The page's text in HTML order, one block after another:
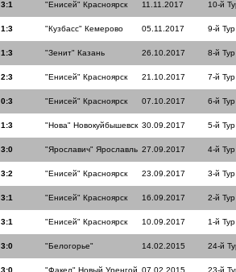
3:1 "Енисей" Красноярск 11.11.2017 10-й
1:3 "Кузбасс" Кемерово 05.11.2017 9-й Тур
1:3 "Зенит" Казань 26.10.2017 8-й Тур
2:3 "Енисей" Красноярск 21.10.2017 7-й Тур
0:3 "Енисей" Красноярск 07.10.2017 6-й Тур
1:3 "Нова" Новокуйбышевск 30.09.2017 5-й Тур
3:0 "Ярославич" Ярославль 27.09.2017 4-й Тур
3:2 "Енисей" Красноярск 23.09.2017 3-й Тур
3:1 "Енисей" Красноярск 16.09.2017 2-й Тур
3:1 "Енисей" Красноярск 10.09.2017 1-й Тур
3:0 "Белогорье" 14.02.2015 24-й
3:0 "Факел" Новый Уренгой 07.02.2015 23-й